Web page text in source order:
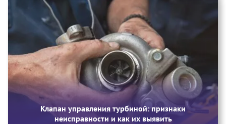
Клапан управления турбиной: признаки
неисправности и как их выявить